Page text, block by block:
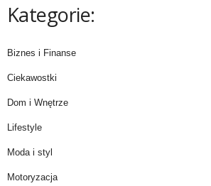
Kategorie:
Biznes i Finanse
Ciekawostki
Dom i Wnętrze
Lifestyle
Moda i styl
Motoryzacja